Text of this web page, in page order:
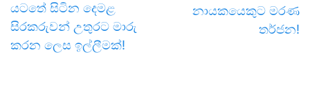
යටතේ සිටින දෙමළ
සිරකරුවන් උතුරට මාරු
කරන ලෙස ඉල්ලීමක්!
නායකයෙකුට මරණ
තර්ජන!